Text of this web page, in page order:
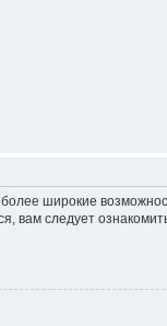
широкие
вам следует